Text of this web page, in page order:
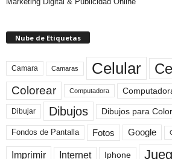
Nube de Etiquetas
Camara Camaras Celular
Colorear Computadora
Dibujar Dibujos Dibujos para
Fondos de Pantalla Fotos Google
Imprimir Internet Iphone